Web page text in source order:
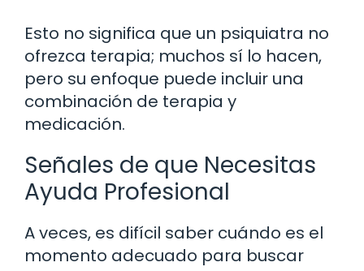
Esto no significa que un psiquiatra no
ofrezca terapia; muchos sí lo hacen,
pero su enfoque puede incluir una
combinación de terapia y
medicación.
Señales de que Necesitas
Ayuda Profesional
A veces, es difícil saber cuándo es el
momento adecuado para buscar